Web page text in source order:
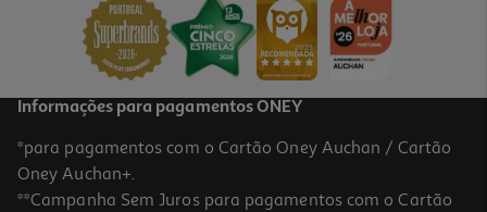
Price reduced from
Informações para pagamentos ONEY
*para pagamentos com o Cartão Oney Auchan / Cartão
Oney Auchan+.
**Campanha Sem Juros para pagamentos com o Cartão